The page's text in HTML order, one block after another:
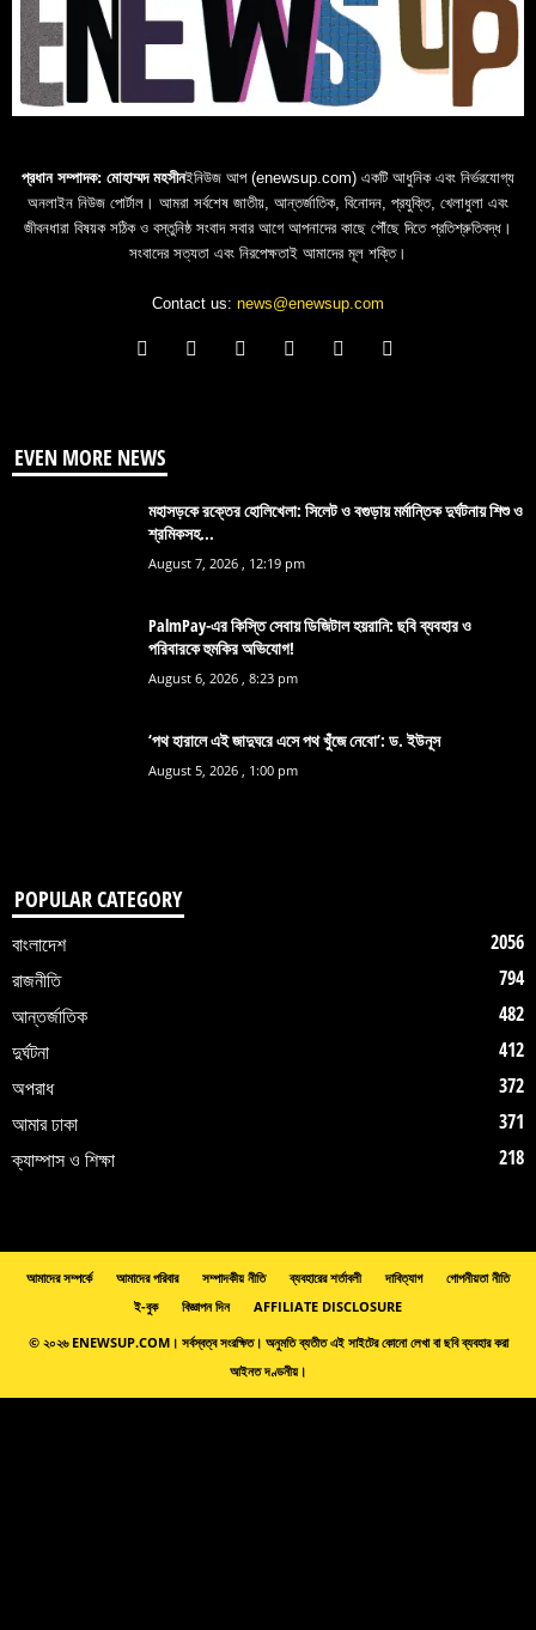
প্রধান সম্পাদক: মোহাম্মদ মহসীনইনিউজ আপ (enewsup.com) একটি আধুনিক এবং নির্ভরযোগ্য
অনলাইন নিউজ পোর্টাল। আমরা সর্বশেষ জাতীয়, আন্তর্জাতিক, বিনোদন, প্রযুক্তি, খেলাধুলা এবং
জীবনধারা বিষয়ক সঠিক ও বস্তুনিষ্ঠ সংবাদ সবার আগে আপনাদের কাছে পৌঁছে দিতে প্রতিশ্রুতিবদ্ধ।
সংবাদের সত্যতা এবং নিরপেক্ষতাই আমাদের মূল শক্তি।
Contact us: news@enewsup.com
EVEN MORE NEWS
মহাসড়কে রক্তের হোলিখেলা: সিলেট ও বগুড়ায় মর্মান্তিক দুর্ঘটনায় শিশু ও
শ্রমিকসহ...
August 7, 2026 , 12:19 pm
PalmPay-এর কিস্তি সেবায় ডিজিটাল হয়রানি: ছবি ব্যবহার ও
পরিবারকে হুমকির অভিযোগ!
August 6, 2026 , 8:23 pm
‘পথ হারালে এই জাদুঘরে এসে পথ খুঁজে নেবো’: ড. ইউনূস
August 5, 2026 , 1:00 pm
POPULAR CATEGORY
বাংলাদেশ
2056
রাজনীতি
794
আন্তর্জাতিক
482
দুর্ঘটনা
412
অপরাধ
372
আমার ঢাকা
371
ক্যাম্পাস ও শিক্ষা
218
আমাদের সম্পর্কে আমাদের পরিবার সম্পাদকীয় নীতি ব্যবহারের শর্তাবলী দাবিত্যাগ
গোপনীয়তা নীতি
ই-বুক
বিজ্ঞাপন দিন
AFFILIATE DISCLOSURE
© ২০২৬ ENEWSUP.COM। সর্বস্বত্ব সংরক্ষিত। অনুমতি ব্যতীত এই সাইটের কোনো লেখা বা ছবি ব্যবহার করা
আইনত দণ্ডনীয়।